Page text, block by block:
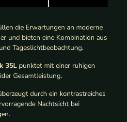
die Erwartungen an moderne
und bieten eine Kombination aus
Tageslichtbeobachtung.
35L punktet mit einer ruhigen
Gesamtleistung.
durch ein kontrastreiches
Nachtsicht bei